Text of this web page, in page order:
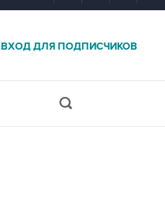
ВХОД ДЛЯ ПОДПИСЧИКОВ